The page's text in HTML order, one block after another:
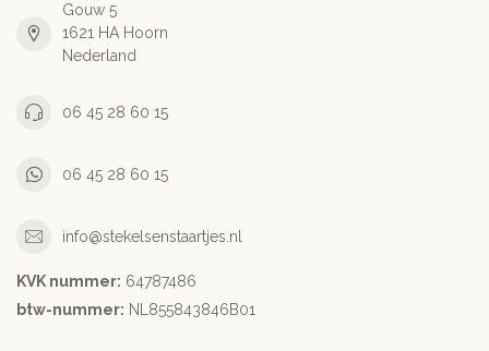
Gouw 5
1621 HA Hoorn
Nederland
06 45 28 60 15
06 45 28 60 15
info@stekelsenstaartjes.nl
KVK nummer: 64787486
btw-nummer: NL855843846B01